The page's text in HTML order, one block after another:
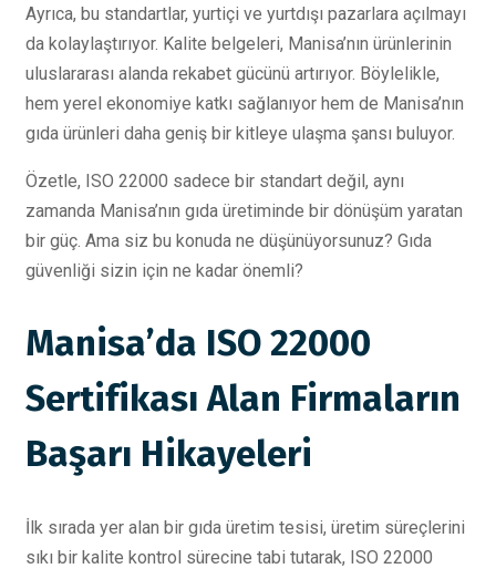
Ayrıca, bu standartlar, yurtiçi ve yurtdışı pazarlara açılmayı
da kolaylaştırıyor. Kalite belgeleri, Manisa’nın ürünlerinin
uluslararası alanda rekabet gücünü artırıyor. Böylelikle,
hem yerel ekonomiye katkı sağlanıyor hem de Manisa’nın
gıda ürünleri daha geniş bir kitleye ulaşma şansı buluyor.
Özetle, ISO 22000 sadece bir standart değil, aynı
zamanda Manisa’nın gıda üretiminde bir dönüşüm yaratan
bir güç. Ama siz bu konuda ne düşünüyorsunuz? Gıda
güvenliği sizin için ne kadar önemli?
Manisa’da ISO 22000
Sertifikası Alan Firmaların
Başarı Hikayeleri
İlk sırada yer alan bir gıda üretim tesisi, üretim süreçlerini
sıkı bir kalite kontrol sürecine tabi tutarak, ISO 22000